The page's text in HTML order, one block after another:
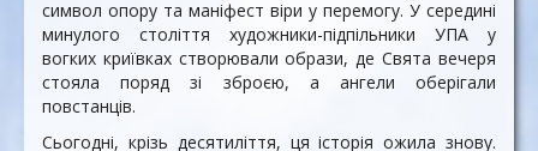
символ опору та маніфест віри у перемогу. У середині
минулого століття художники-підпільники УПА у
вогких криївках створювали образи, де Свята вечеря
стояла поряд зі зброєю, а ангели оберігали
повстанців.
Сьогодні, крізь десятиліття, ця історія ожила знову.